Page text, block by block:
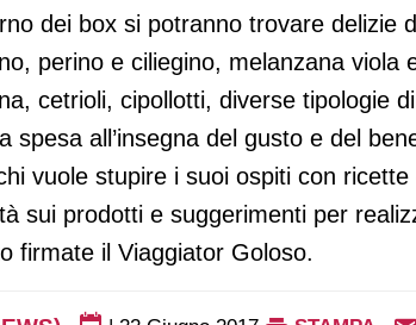
dei box si potranno trovare
perino e ciliegino, melanzana viola
cetrioli, cipollotti, diverse tipologie
spesa all’insegna del gusto e del
vuole stupire i suoi ospiti con
sui prodotti e suggerimenti per
firmate il Viaggiator Goloso.